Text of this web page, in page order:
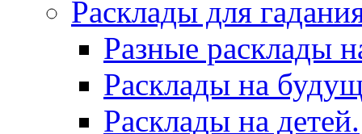
Расклады для
Разные расклады
Расклады на
Расклады на детей.